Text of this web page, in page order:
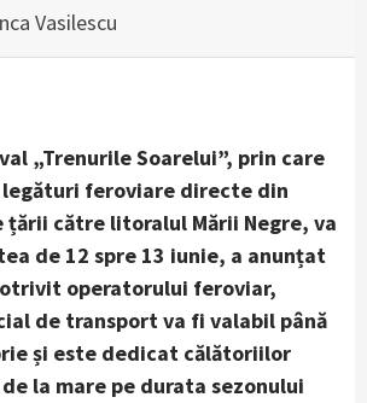
Vasilescu
„Trenurile Soarelui”, prin care
feroviare directe din
către litoralul Mării Negre, va
de 12 spre 13 iunie, a anunțat
operatorului feroviar,
de transport va fi valabil până
și este dedicat călătoriilor
la mare pe durata sezonului